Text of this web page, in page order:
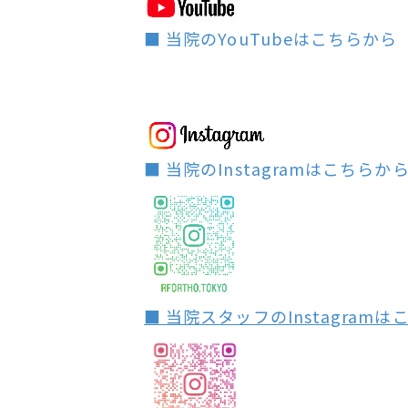
■ 当院のYouTubeはこちらから
■ 当院のInstagramはこちらから
■ 当院スタッフのInstagramは